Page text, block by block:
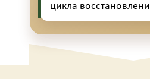
цикла